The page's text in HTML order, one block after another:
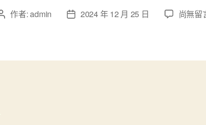
文 作者:admin
文
日
2024 年 12 月 25 日
在
明
尚無留